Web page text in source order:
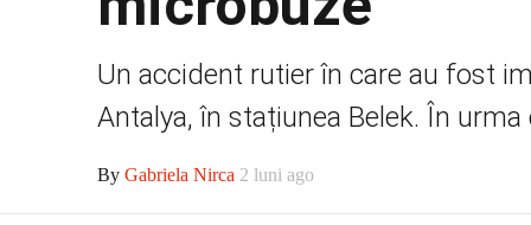
Un accident rutier în care au fost
Antalya, în stațiunea Belek. În
By Gabriela Nirca 2 luni ago